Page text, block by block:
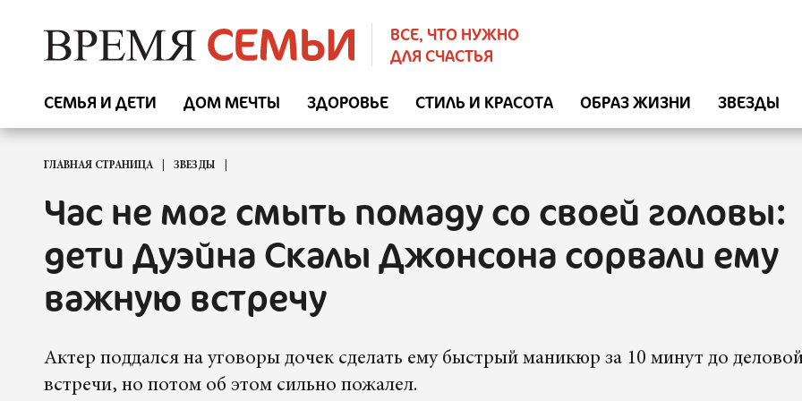
ВСЕ, ЧТО НУЖНО
ДЛЯ СЧАСТЬЯ
СЕМЬЯ И ДЕТИ ДОМ МЕЧТЫ ЗДОРОВЬЕ СТИЛЬ И КРАСОТА ОБРАЗ ЖИЗНИ ЗВЕЗДЫ
ГЛАВНАЯ СТРАНИЦА ЗВЕЗДЫ
Час не мог смыть помаду со своей головы:
дети Дуэйна Скалы Джонсона сорвали ему
важную встречу
Актер поддался на уговоры дочек сделать ему быстрый маникюр за 10 минут до
встречи, но потом об этом сильно пожалел.